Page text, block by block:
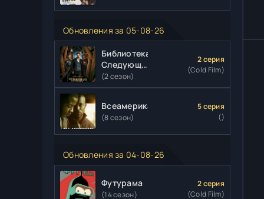
Обновления за 05-08-26
Библиотекари:
Следующая
глава
(2 сезон)
2 серия
(Cold Film)
Всеамериканский
(8 сезон)
5 серия
()
Обновления за 04-08-26
Футурама
(14 сезон)
2 серия
(Cold Film)